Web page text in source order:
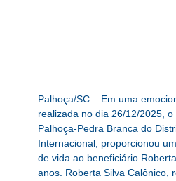
Palhoça/SC – Em uma
realizada no dia 26/12/2025,
Palhoça-Pedra Branca do
Internacional, proporcionou
de vida ao beneficiário
anos. Roberta Silva Calônico,